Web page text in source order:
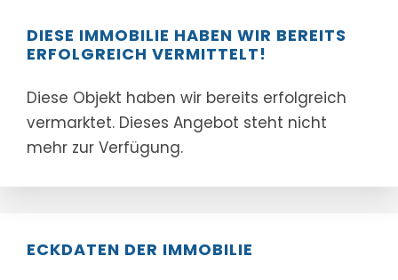
DIESE IMMOBILIE HABEN WIR BEREITS
ERFOLGREICH VERMITTELT!
Diese Objekt haben wir bereits erfolgreich
vermarktet. Dieses Angebot steht nicht
mehr zur Verfügung.
ECKDATEN DER IMMOBILIE